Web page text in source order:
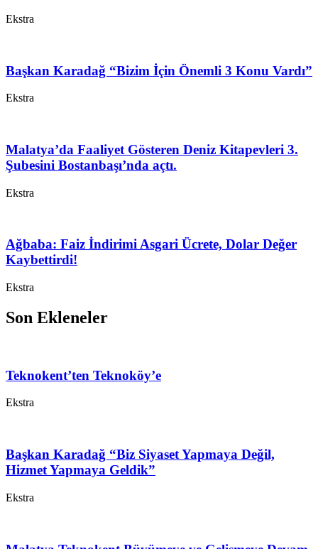
Ekstra
Başkan Karadağ “Bizim İçin Önemli 3 Konu Vardı”
Ekstra
Malatya’da Faaliyet Gösteren Deniz Kitapevleri 3.
Şubesini Bostanbaşı’nda açtı.
Ekstra
Ağbaba: Faiz İndirimi Asgari Ücrete, Dolar Değer
Kaybettirdi!
Ekstra
Son Ekleneler
Teknokent’ten Teknoköy’e
Ekstra
Başkan Karadağ “Biz Siyaset Yapmaya Değil,
Hizmet Yapmaya Geldik”
Ekstra